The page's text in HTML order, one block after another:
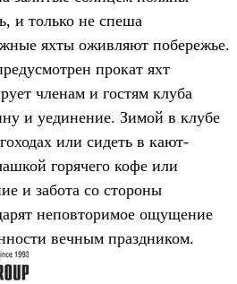
и только не спеша
яхты оживляют побережье.
прокат яхт
членам и гостям клуба
и уединение. Зимой в клубе
или сидеть в кают-
горячего кофе или
и забота со стороны
неповторимое ощущение
вечным праздником.